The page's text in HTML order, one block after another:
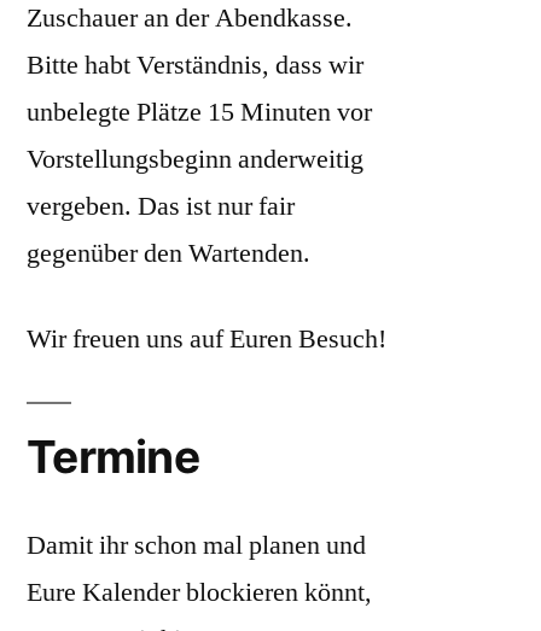
Zuschauer an der Abendkasse.
Bitte habt Verständnis, dass wir
unbelegte Plätze 15 Minuten vor
Vorstellungsbeginn anderweitig
vergeben. Das ist nur fair
gegenüber den Wartenden.
Wir freuen uns auf Euren Besuch!
Termine
Damit ihr schon mal planen und
Eure Kalender blockieren könnt,